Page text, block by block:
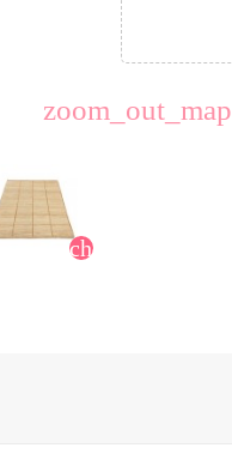
zoom_out_map
chevron_right